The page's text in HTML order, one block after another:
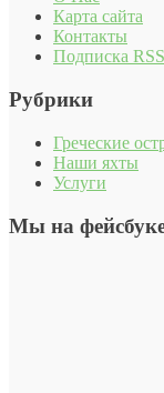
Карта сайта
Контакты
Подписка RSS
Рубрики
Греческие
Наши яхты
Услуги
Мы на